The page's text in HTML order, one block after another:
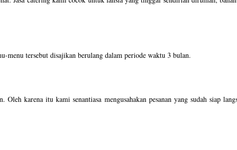
menu tersebut disajikan berulang dalam periode waktu 3 bulan.
karena itu kami senantiasa mengusahakan pesanan yang sudah siap